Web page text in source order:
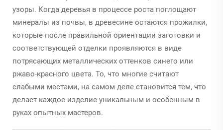
узоры. Когда деревья в процессе роста поглощают
минералы из почвы, в древесине остаются прожилки,
которые после правильной ориентации заготовки и
соответствующей отделки проявляются в виде
потрясающих металлических оттенков синего или
ржаво-красного цвета. То, что многие считают
слабыми местами, на самом деле становится тем, что
делает каждое изделие уникальным и особенным в
руках опытных мастеров.